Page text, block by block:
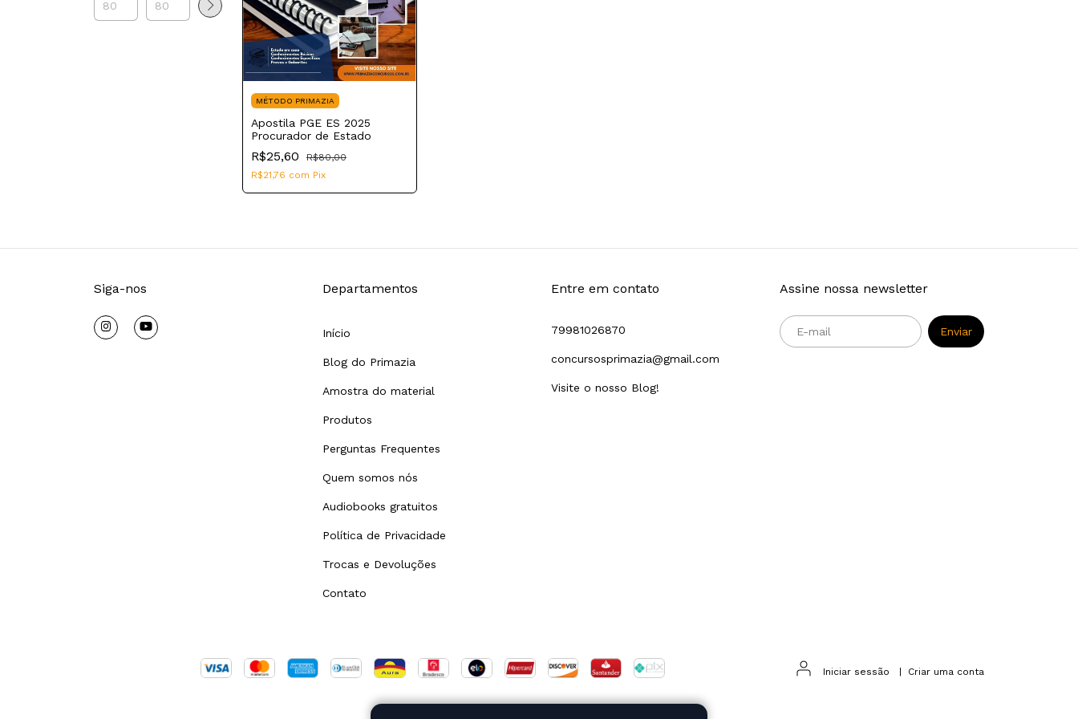
MÉTODO PRIMAZIA
Apostila PGE ES 2025
Procurador de Estado
R$25,60
R$80,00
R$21,76 com Pix
Siga-nos Departamentos
Início
Blog do Primazia
Amostra do material
Produtos
Perguntas Frequentes
Quem somos nós
Audiobooks gratuitos
Política de Privacidade
Trocas e Devoluções
Contato
Entre em contato
79981026870
concursosprimazia@gmail.com
Visite o nosso Blog!
Assine nossa newsletter
Iniciar sessão | Criar uma conta